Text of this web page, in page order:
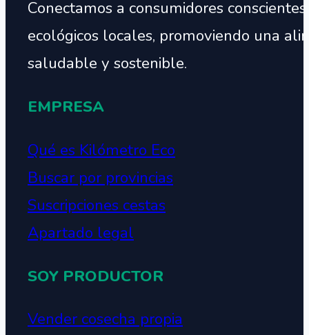
Conectamos a consumidores
ecológicos locales, promoviendo una
saludable y sostenible.
EMPRESA
Qué es Kilómetro Eco
Buscar por provincias
Suscripciones cestas
Apartado legal
SOY PRODUCTOR
Vender cosecha propia